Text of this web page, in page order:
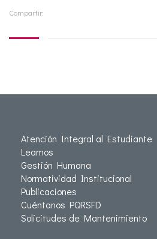
Compartir:
Atención Integral al Estudiante
Leamos
Gestión Humana
Normatividad Institucional
Publicaciones
Cuéntanos PQRSFD
Solicitudes de Mantenimiento